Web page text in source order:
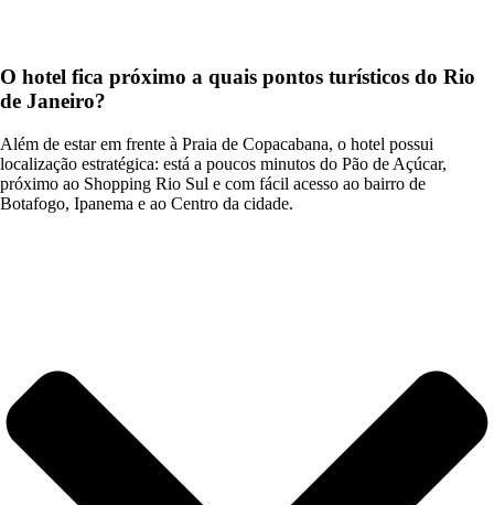
O hotel fica próximo a quais pontos turísticos do Rio
de Janeiro?
Além de estar em frente à Praia de Copacabana, o hotel possui
localização estratégica: está a poucos minutos do Pão de Açúcar,
próximo ao Shopping Rio Sul e com fácil acesso ao bairro de
Botafogo, Ipanema e ao Centro da cidade.